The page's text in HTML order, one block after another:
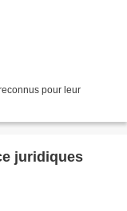
pour leur
juridiques